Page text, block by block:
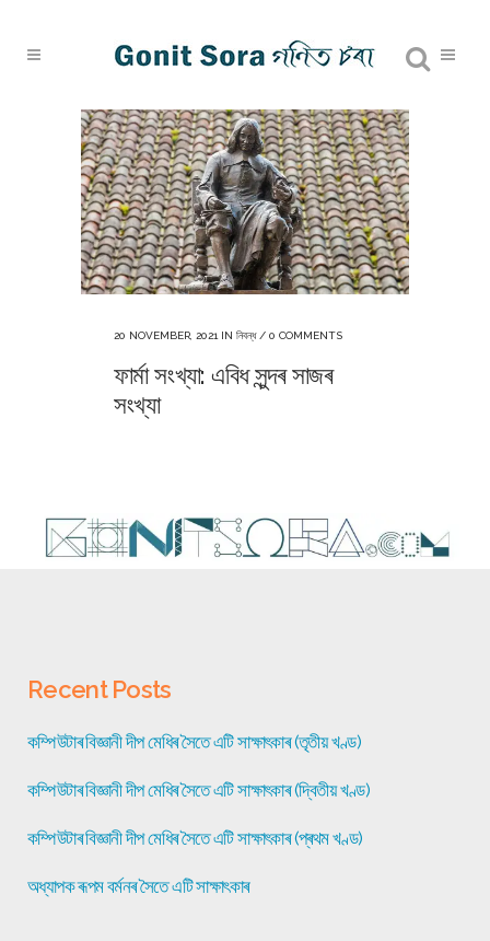
20 NOVEMBER, 2021 IN নিবন্ধ/ 0 COMMENTS
ফাৰ্মা সংখ্যা: এবিধ সুন্দৰ সাজৰ
সংখ্যা
Recent Posts
কম্পিউটাৰ বিজ্ঞানী দীপ মেধিৰ সৈতে এটি সাক্ষাৎকাৰ (তৃতীয় খণ্ড)
কম্পিউটাৰ বিজ্ঞানী দীপ মেধিৰ সৈতে এটি সাক্ষাৎকাৰ (দ্বিতীয় খণ্ড)
কম্পিউটাৰ বিজ্ঞানী দীপ মেধিৰ সৈতে এটি সাক্ষাৎকাৰ (প্ৰথম খণ্ড)
অধ্যাপক ৰূপম বৰ্মনৰ সৈতে এটি সাক্ষাৎকাৰ